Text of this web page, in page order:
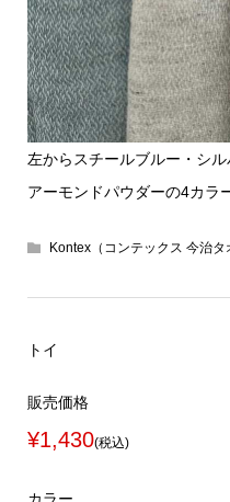
左からスチールブルー・シ
アーモンドパウダーの4カラ
Kontex（コンテックス 今治タ
トイ
販売価格
¥1,430(税込)
カラー